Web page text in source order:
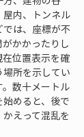
内、トンネル
は、座標が不
かかったりし
位置表示を確
所を示してい
数十メートル
めると、後で
えって混乱を